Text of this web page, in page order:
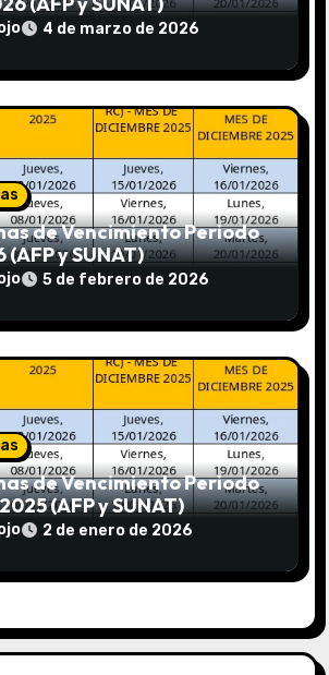
4 de marzo de 2026
de Vencimiento Periodo
y SUNAT)
5 de febrero de 2026
de Vencimiento Periodo
(AFP y SUNAT)
2 de enero de 2026